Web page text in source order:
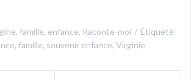
famille, enfance, Raconte-moi
Étiqueté
, famille, souvenir enfance, Virginie